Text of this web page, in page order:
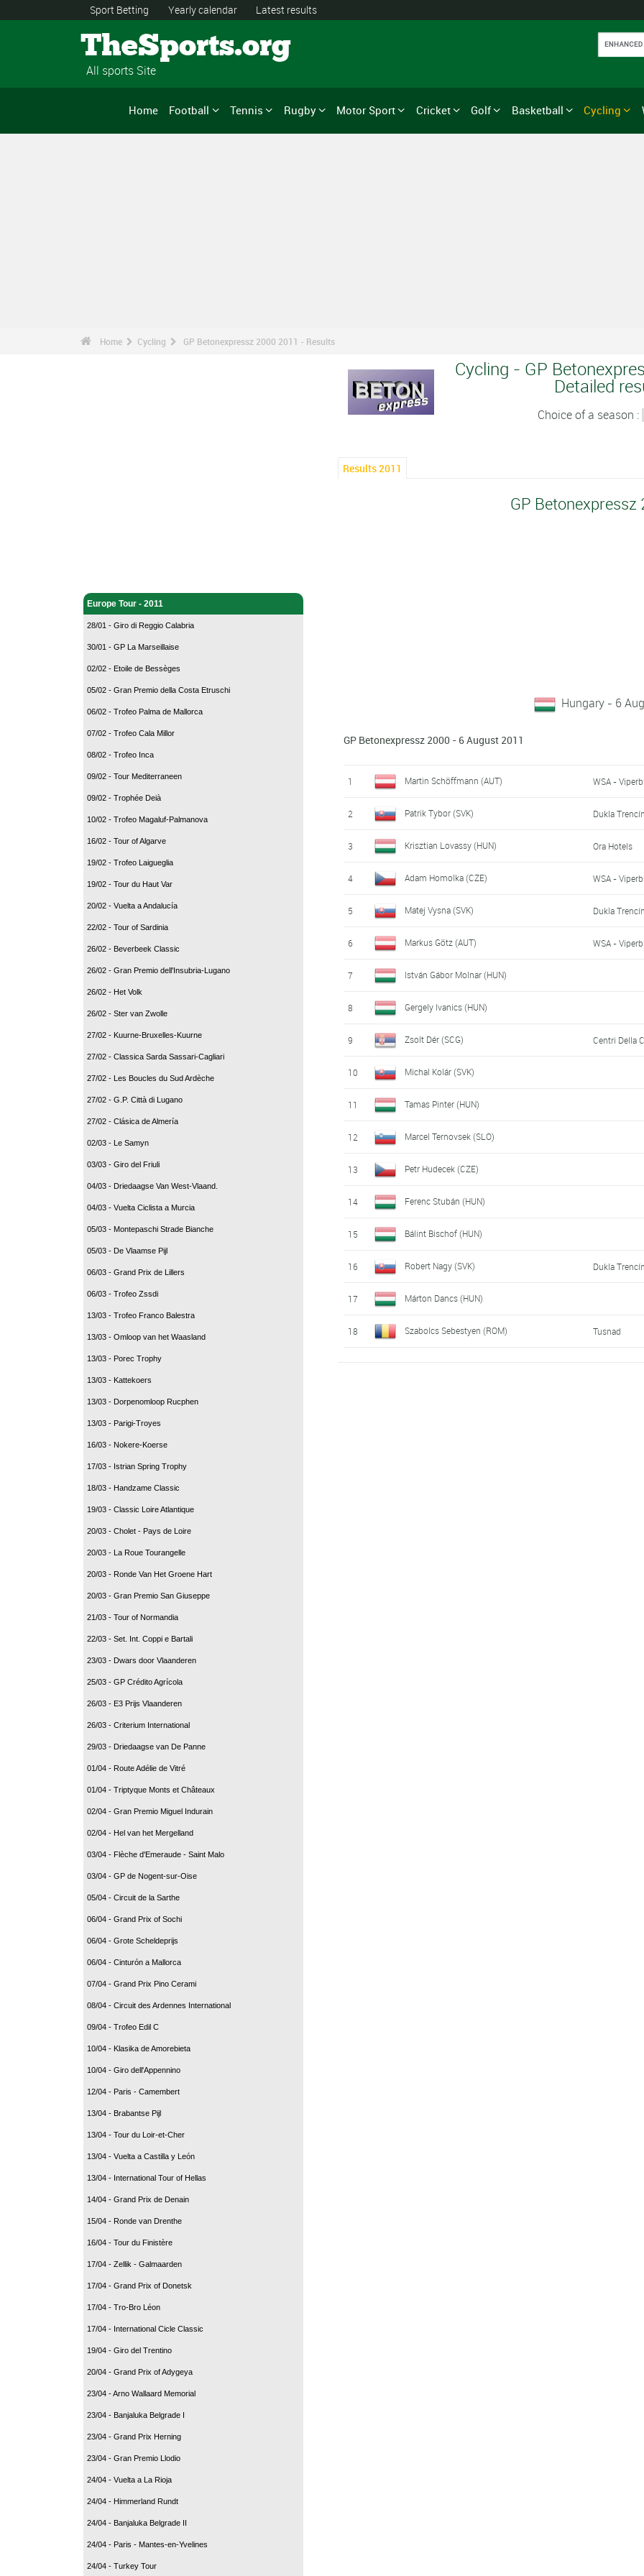
Sport Betting Yearly calendar Latest results
TheSports.org
All sports Site
Home Football Tennis Rugby Motor Sport Cricket Golf Basketball Cycling
Home Cycling GP Betonexpressz 2000 2011 - Results
Europe Tour - 2011
28/01 - Giro di Reggio Calabria
30/01 - GP La Marseillaise
02/02 - Etoile de Bessèges
05/02 - Gran Premio della Costa Etruschi
06/02 - Trofeo Palma de Mallorca
07/02 - Trofeo Cala Millor
08/02 - Trofeo Inca
09/02 - Tour Mediterraneen
09/02 - Trophée Deià
10/02 - Trofeo Magaluf-Palmanova
16/02 - Tour of Algarve
19/02 - Trofeo Laigueglia
19/02 - Tour du Haut Var
20/02 - Vuelta a Andalucía
22/02 - Tour of Sardinia
26/02 - Beverbeek Classic
26/02 - Gran Premio dell'Insubria-Lugano
26/02 - Het Volk
26/02 - Ster van Zwolle
27/02 - Kuurne-Bruxelles-Kuurne
27/02 - Classica Sarda Sassari-Cagliari
27/02 - Les Boucles du Sud Ardèche
27/02 - G.P. Città di Lugano
27/02 - Clásica de Almería
02/03 - Le Samyn
03/03 - Giro del Friuli
04/03 - Driedaagse Van West-Vlaand.
04/03 - Vuelta Ciclista a Murcia
05/03 - Montepaschi Strade Bianche
05/03 - De Vlaamse Pijl
06/03 - Grand Prix de Lillers
06/03 - Trofeo Zssdi
13/03 - Trofeo Franco Balestra
13/03 - Omloop van het Waasland
13/03 - Porec Trophy
13/03 - Kattekoers
13/03 - Dorpenomloop Rucphen
13/03 - Parigi-Troyes
16/03 - Nokere-Koerse
17/03 - Istrian Spring Trophy
18/03 - Handzame Classic
19/03 - Classic Loire Atlantique
20/03 - Cholet - Pays de Loire
20/03 - La Roue Tourangelle
20/03 - Ronde Van Het Groene Hart
20/03 - Gran Premio San Giuseppe
21/03 - Tour of Normandia
22/03 - Set. Int. Coppi e Bartali
23/03 - Dwars door Vlaanderen
25/03 - GP Crédito Agrícola
26/03 - E3 Prijs Vlaanderen
26/03 - Criterium International
29/03 - Driedaagse van De Panne
01/04 - Route Adélie de Vitré
01/04 - Triptyque Monts et Châteaux
02/04 - Gran Premio Miguel Indurain
02/04 - Hel van het Mergelland
03/04 - Flèche d'Emeraude - Saint Malo
03/04 - GP de Nogent-sur-Oise
05/04 - Circuit de la Sarthe
06/04 - Grand Prix of Sochi
06/04 - Grote Scheldeprijs
06/04 - Cinturón a Mallorca
07/04 - Grand Prix Pino Cerami
08/04 - Circuit des Ardennes International
09/04 - Trofeo Edil C
10/04 - Klasika de Amorebieta
10/04 - Giro dell'Appennino
12/04 - Paris - Camembert
13/04 - Brabantse Pijl
13/04 - Tour du Loir-et-Cher
13/04 - Vuelta a Castilla y León
13/04 - International Tour of Hellas
14/04 - Grand Prix de Denain
15/04 - Ronde van Drenthe
16/04 - Tour du Finistère
17/04 - Zellik - Galmaarden
17/04 - Grand Prix of Donetsk
17/04 - Tro-Bro Léon
17/04 - International Cicle Classic
19/04 - Giro del Trentino
20/04 - Grand Prix of Adygeya
23/04 - Arno Wallaard Memorial
23/04 - Banjaluka Belgrade I
23/04 - Grand Prix Herning
23/04 - Gran Premio Llodio
24/04 - Vuelta a La Rioja
24/04 - Himmerland Rundt
24/04 - Banjaluka Belgrade II
24/04 - Paris - Mantes-en-Yvelines
24/04 - Turkey Tour
Cycling - GP
Detailed
Choice of a season :
Results 2011
GP Betonexpressz
Hungary - 6
GP Betonexpressz 2000 - 6 August 2011
1 Martin Schöffmann (AUT) WSA -
2 Patrik Tybor (SVK) Dukla
3 Krisztian Lovassy (HUN) Ora Hotels
4 Adam Homolka (CZE) WSA -
5 Matej Vysna (SVK) Dukla
6 Markus Götz (AUT) WSA -
7 István Gábor Molnar (HUN)
8 Gergely Ivanics (HUN)
9 Zsolt Dér (SCG) Centri Della
10 Michal Kolár (SVK)
11 Tamas Pinter (HUN)
12 Marcel Ternovsek (SLO)
13 Petr Hudecek (CZE)
14 Ferenc Stubán (HUN)
15 Bálint Bischof (HUN)
16 Robert Nagy (SVK) Dukla
17 Márton Dancs (HUN)
18 Szabolcs Sebestyen (ROM) Tusnad